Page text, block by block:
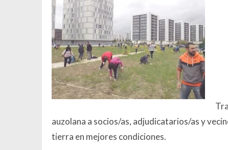
auzolana a socios/as, adjudicatarios/as y
tierra en mejores condiciones.